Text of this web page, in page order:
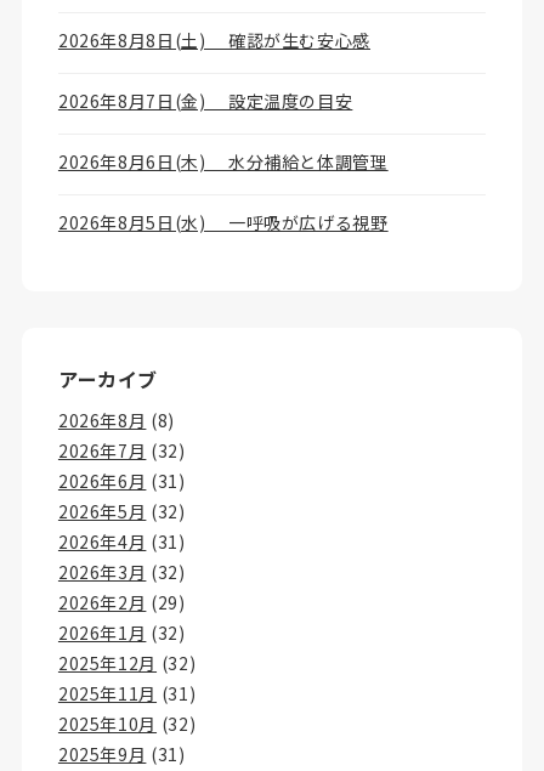
2026年8月8日(土) 確認が生む安心感
2026年8月7日(金) 設定温度の目安
2026年8月6日(木) 水分補給と体調管理
2026年8月5日(水) 一呼吸が広げる視野
アーカイブ
2026年8月 (8)
2026年7月 (32)
2026年6月 (31)
2026年5月 (32)
2026年4月 (31)
2026年3月 (32)
2026年2月 (29)
2026年1月 (32)
2025年12月 (32)
2025年11月 (31)
2025年10月 (32)
2025年9月 (31)